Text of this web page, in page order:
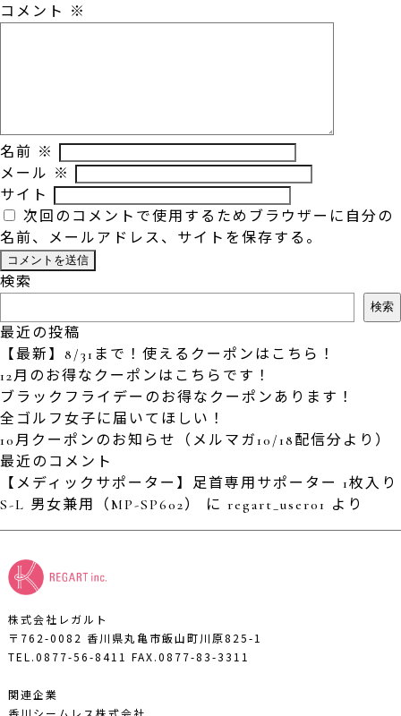
コメント ※
名前 ※
メール ※
サイト
次回のコメントで使用するためブラウザーに自分の
名前、メールアドレス、サイトを保存する。
検索
検索
最近の投稿
【最新】8/31まで！使えるクーポンはこちら！
12月のお得なクーポンはこちらです！
ブラックフライデーのお得なクーポンあります！
全ゴルフ女子に届いてほしい！
10月クーポンのお知らせ（メルマガ10/18配信分より）
最近のコメント
【メディックサポーター】足首専用サポーター 1枚入り
S-L 男女兼用（MP-SP602）
に regart_user01 より
株式会社レガルト
〒762-0082 香川県丸亀市飯山町川原825-1
TEL.0877-56-8411 FAX.0877-83-3311
関連企業
香川シームレス株式会社